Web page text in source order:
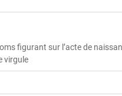
figurant sur l’acte de
virgule